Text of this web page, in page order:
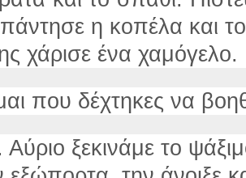
η κοπέλα και
χάρισε ένα χαμόγελο.
που δέχτηκες να
ξεκινάμε το